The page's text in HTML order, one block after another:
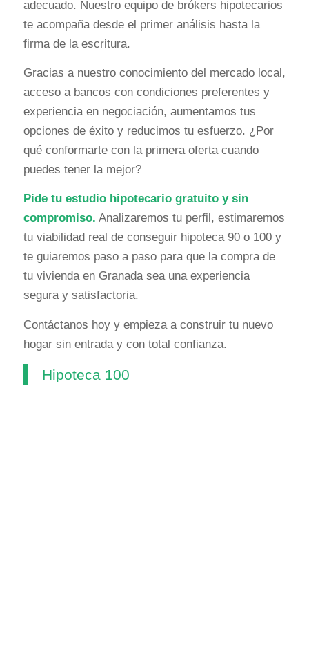
adecuado. Nuestro equipo de brókers hipotecarios
te acompaña desde el primer análisis hasta la
firma de la escritura.
Gracias a nuestro conocimiento del mercado local,
acceso a bancos con condiciones preferentes y
experiencia en negociación, aumentamos tus
opciones de éxito y reducimos tu esfuerzo. ¿Por
qué conformarte con la primera oferta cuando
puedes tener la mejor?
Pide tu estudio hipotecario gratuito y sin
compromiso. Analizaremos tu perfil, estimaremos
tu viabilidad real de conseguir hipoteca 90 o 100 y
te guiaremos paso a paso para que la compra de
tu vivienda en Granada sea una experiencia
segura y satisfactoria.
Contáctanos hoy y empieza a construir tu nuevo
hogar sin entrada y con total confianza.
Hipoteca 100